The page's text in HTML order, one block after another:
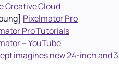
Creative Cloud
Pixelmator Pro
Pro Tutorials
– YouTube
imagines new 24-inch and